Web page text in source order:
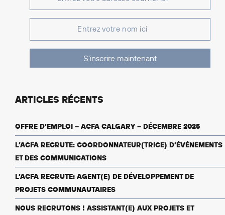
S'inscrire maintenant
ARTICLES RÉCENTS
OFFRE D’EMPLOI – ACFA CALGARY – DÉCEMBRE 2025
L’ACFA RECRUTE: COORDONNATEUR(TRICE) D’ÉVÉNEMENTS
ET DES COMMUNICATIONS
L’ACFA RECRUTE: AGENT(E) DE DÉVELOPPEMENT DE
PROJETS COMMUNAUTAIRES
NOUS RECRUTONS ! ASSISTANT(E) AUX PROJETS ET